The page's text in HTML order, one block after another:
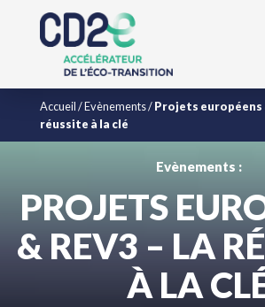
Accueil/Evènements/Projets européens
réussite à la clé
Evènements :
PROJETS
& REV3 – LA
À LA